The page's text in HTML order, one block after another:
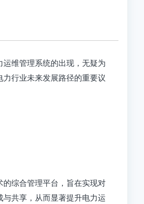
维管理系统的出现，无疑为
行业未来发展路径的重要议
综合管理平台，旨在实现对
共享，从而显著提升电力运